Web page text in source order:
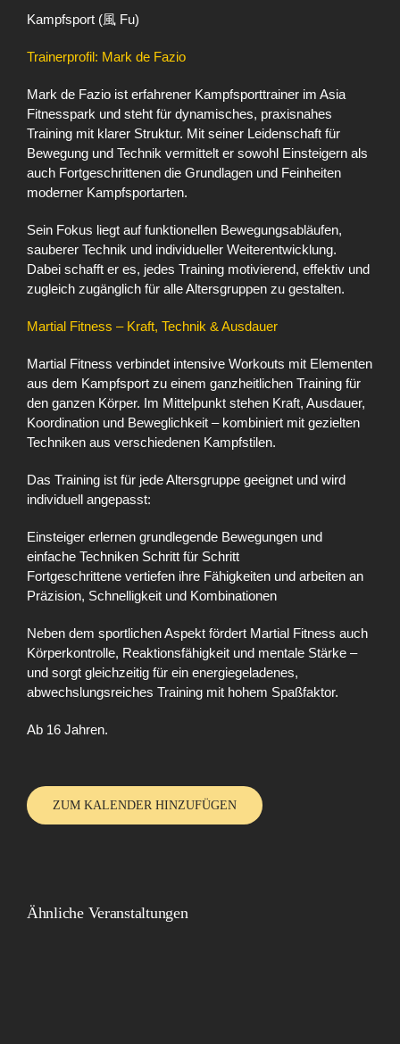
Kampfsport (風 Fu)
Trainerprofil: Mark de Fazio
Mark de Fazio ist erfahrener Kampfsporttrainer im Asia
Fitnesspark und steht für dynamisches, praxisnahes
Training mit klarer Struktur. Mit seiner Leidenschaft für
Bewegung und Technik vermittelt er sowohl Einsteigern als
auch Fortgeschrittenen die Grundlagen und Feinheiten
moderner Kampfsportarten.
Sein Fokus liegt auf funktionellen Bewegungsabläufen,
sauberer Technik und individueller Weiterentwicklung.
Dabei schafft er es, jedes Training motivierend, effektiv und
zugleich zugänglich für alle Altersgruppen zu gestalten.
Martial Fitness – Kraft, Technik & Ausdauer
Martial Fitness verbindet intensive Workouts mit Elementen
aus dem Kampfsport zu einem ganzheitlichen Training für
den ganzen Körper. Im Mittelpunkt stehen Kraft, Ausdauer,
Koordination und Beweglichkeit – kombiniert mit gezielten
Techniken aus verschiedenen Kampfstilen.
Das Training ist für jede Altersgruppe geeignet und wird
individuell angepasst:
Einsteiger erlernen grundlegende Bewegungen und
einfache Techniken Schritt für Schritt
Fortgeschrittene vertiefen ihre Fähigkeiten und arbeiten an
Präzision, Schnelligkeit und Kombinationen
Neben dem sportlichen Aspekt fördert Martial Fitness auch
Körperkontrolle, Reaktionsfähigkeit und mentale Stärke –
und sorgt gleichzeitig für ein energiegeladenes,
abwechslungsreiches Training mit hohem Spaßfaktor.
Ab 16 Jahren.
ZUM KALENDER HINZUFÜGEN
Ähnliche Veranstaltungen